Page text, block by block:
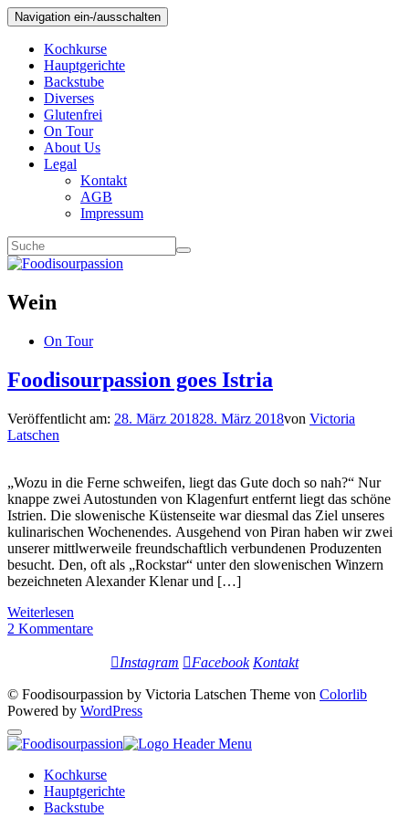
Navigation ein-/ausschalten
Kochkurse
Hauptgerichte
Backstube
Diverses
Glutenfrei
On Tour
About Us
Legal
Kontakt
AGB
Impressum
Wein
On Tour
Foodisourpassion goes Istria
Veröffentlicht am: 28. März 201828. März 2018von Victoria
Latschen
„Wozu in die Ferne schweifen, liegt das Gute doch so nah?“ Nur
knappe zwei Autostunden von Klagenfurt entfernt liegt das schöne
Istrien. Die slowenische Küstenseite war diesmal das Ziel unseres
kulinarischen Wochenendes. Ausgehend von Piran haben wir zwei
unserer mittlwerweile freundschaftlich verbundenen Produzenten
besucht. Den, oft als „Rockstar“ unter den slowenischen Winzern
bezeichneten Alexander Klenar und […]
Weiterlesen
2 Kommentare
Instagram Facebook Kontakt
© Foodisourpassion by Victoria Latschen Theme von Colorlib
Powered by WordPress
Kochkurse
Hauptgerichte
Backstube